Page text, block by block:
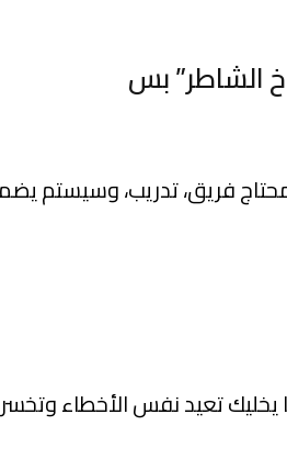
فريق، تدريب، وسيستم
يخليك تعيد نفس الأخطاء